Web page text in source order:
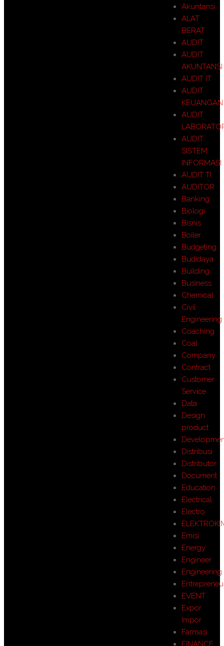
Akuntansi
ALAT
BERAT
AUDIT
AUDIT
AKUNTANSI
AUDIT IT
AUDIT
KEUANGAN
AUDIT
AUDIT
SISTEM
INFORMASI
AUDIT TI
AUDITOR
Banking
Biologi
Bisnis
Boiler
Budgeting
Budidaya
Building
Business
Chemical
Civil
Engineering
Coaching
Coal
Company
Contract
Customer
Service
Data
Design
product
Distribusi
Distributor
Document
Education
Electrical
Electro
Emisi
Energy
Engineer
Engineering
EVENT
Expor
Impor
Farmasi